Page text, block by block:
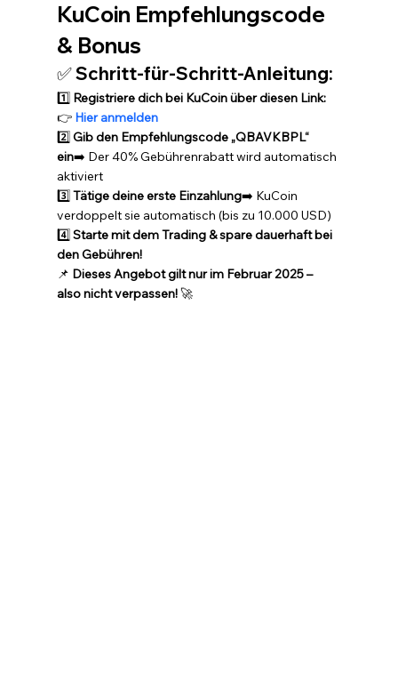
KuCoin Empfehlungscode
& Bonus
✅ Schritt-für-Schritt-Anleitung:
1️⃣ Registriere dich bei KuCoin über diesen Link:
👉 Hier anmelden
2️⃣ Gib den Empfehlungscode „QBAVKBPL“
ein➡️ Der 40% Gebührenrabatt wird automatisch
aktiviert
3️⃣ Tätige deine erste Einzahlung➡️ KuCoin
verdoppelt sie automatisch (bis zu 10.000 USD)
4️⃣ Starte mit dem Trading & spare dauerhaft bei
den Gebühren!
📌 Dieses Angebot gilt nur im Februar 2025 –
also nicht verpassen! 🚀